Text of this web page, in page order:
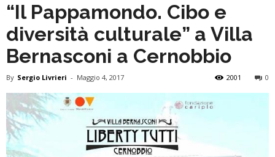
“Il Pappamondo. Cibo e
diversità culturale” a Villa
Bernasconi a Cernobbio
By Sergio Livrieri - Maggio 4, 2017 0
2001